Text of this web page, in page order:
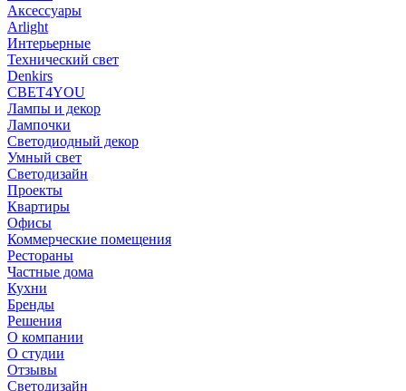
Аксессуары
Arlight
Интерьерные
Технический свет
Denkirs
СВЕТ4YOU
Лампы и декор
Лампочки
Светодиодный декор
Умный свет
Светодизайн
Проекты
Квартиры
Офисы
Коммерческие помещения
Рестораны
Частные дома
Кухни
Бренды
Решения
О компании
О студии
Отзывы
Светодизайн